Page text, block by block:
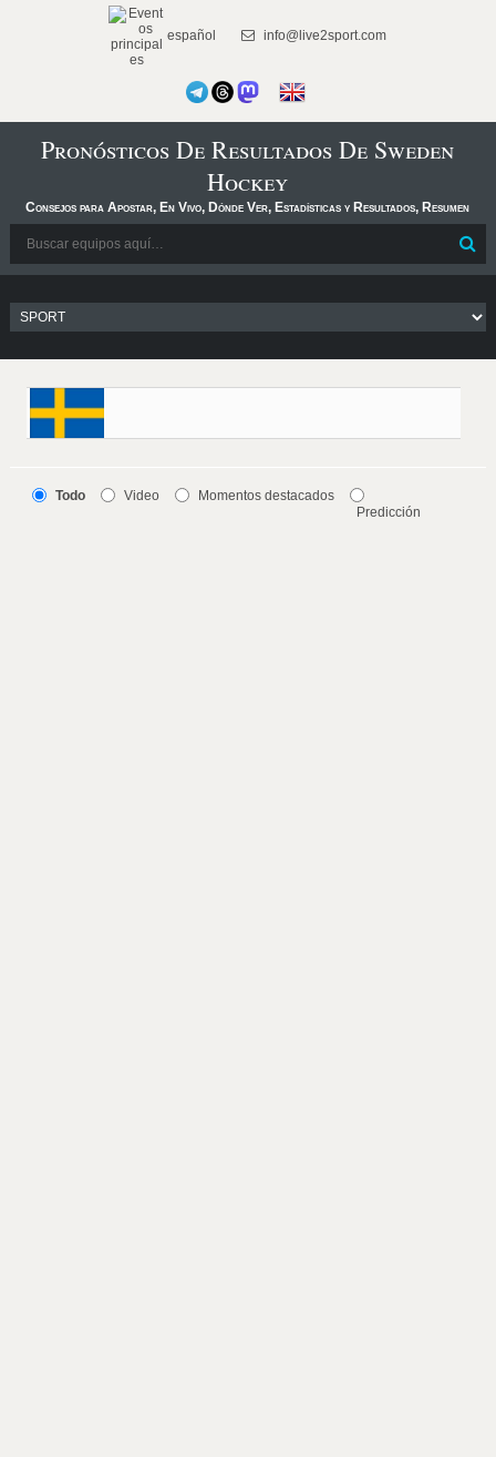
español info@live2sport.com
Pronósticos De Resultados De Sweden
Hockey
Consejos para Apostar, En Vivo, Dónde Ver, Estadísticas y Resultados, Resumen
Todo Video
Momentos destacados
Predicción